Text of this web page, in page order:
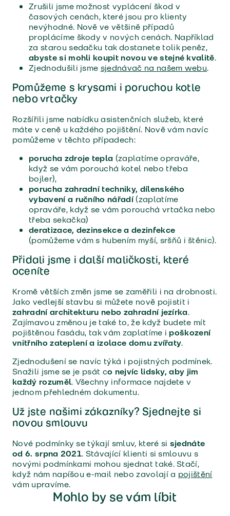
Zrušili jsme možnost vyplácení škod v
časových cenách, které jsou pro klienty
nevýhodné. Nově ve většině případů
proplácíme škody v nových cenách. Například
za starou sedačku tak dostanete tolik peněz,
abyste si mohli koupit novou ve stejné kvalitě.
Zjednodušili jsme sjednávač na našem webu.
Pomůžeme s krysami i poruchou kotle
nebo vrtačky
Rozšířili jsme nabídku asistenčních služeb, které
máte v ceně u každého pojištění. Nově vám navíc
pomůžeme v těchto případech:
porucha zdroje tepla (zaplatíme opraváře,
když se vám porouchá kotel nebo třeba
bojler),
porucha zahradní techniky, dílenského
vybavení a ručního nářadí(zaplatíme
opraváře, když se vám porouchá vrtačka nebo
třeba sekačka)
deratizace, dezinsekce a dezinfekce
(pomůžeme vám s hubením myší, sršňů i štěnic).
Přidali jsme i další maličkosti, které
oceníte
Kromě větších změn jsme se zaměřili i na drobnosti.
Jako vedlejší stavbu si můžete nově pojistit i
zahradní architekturu nebo zahradní jezírka.
Zajímavou změnou je také to, že když budete mít
pojištěnou fasádu, tak vám zaplatíme i poškození
vnitřního zateplení a izolace domu zvířaty.
Zjednodušení se navíc týká i pojistných podmínek.
Snažili jsme se je psát co nejvíc lidsky, aby jim
každý rozuměl. Všechny informace najdete v
jednom přehledném dokumentu.
Už jste našimi zákazníky? Sjednejte si
novou smlouvu
Nové podmínky se týkají smluv, které si sjednáte
od 6. srpna 2021. Stávající klienti si smlouvu s
novými podmínkami mohou sjednat také. Stačí,
když nám napíšou e-mail nebo zavolají a pojištění
vám upravíme.
Mohlo by se vám líbit